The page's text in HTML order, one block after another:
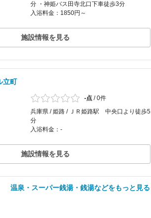
分 ・神姫バス田寺北口下車徒歩3分
入浴料金：1850円～
施設情報を見る
立町
-点 /0件
兵庫県 / 姫路 / ＪＲ姫路駅 中央口より徒歩5
分
入浴料金：-
施設情報を見る
温泉・スーパー銭湯・銭湯などをもっと見る